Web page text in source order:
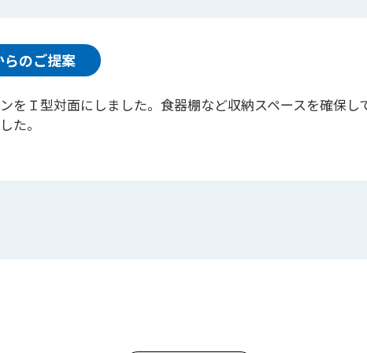
のご提案
をＩ型対面にしました。食器棚など収納スペースを確保し
た。